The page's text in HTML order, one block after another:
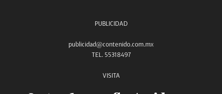
PUBLICIDAD
publicidad@contenido.com.mx
TEL. 55318497
VISITA